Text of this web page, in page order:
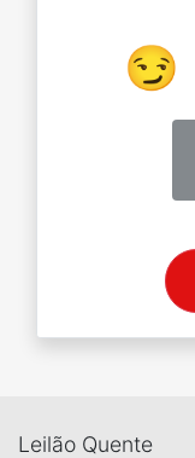
😏
Leilão Quente